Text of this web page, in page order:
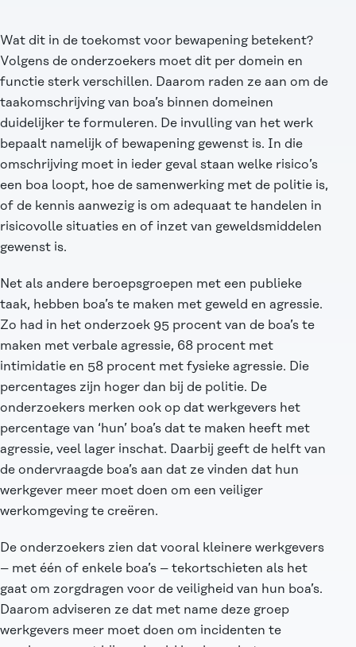
Wat dit in de toekomst voor bewapening betekent?
Volgens de onderzoekers moet dit per domein en
functie sterk verschillen. Daarom raden ze aan om de
taakomschrijving van boa’s binnen domeinen
duidelijker te formuleren. De invulling van het werk
bepaalt namelijk of bewapening gewenst is. In die
omschrijving moet in ieder geval staan welke risico’s
een boa loopt, hoe de samenwerking met de politie is,
of de kennis aanwezig is om adequaat te handelen in
risicovolle situaties en of inzet van geweldsmiddelen
gewenst is.
Net als andere beroepsgroepen met een publieke
taak, hebben boa’s te maken met geweld en agressie.
Zo had in het onderzoek 95 procent van de boa’s te
maken met verbale agressie, 68 procent met
intimidatie en 58 procent met fysieke agressie. Die
percentages zijn hoger dan bij de politie. De
onderzoekers merken ook op dat werkgevers het
percentage van ‘hun’ boa’s dat te maken heeft met
agressie, veel lager inschat. Daarbij geeft de helft van
de ondervraagde boa’s aan dat ze vinden dat hun
werkgever meer moet doen om een veiliger
werkomgeving te creëren.
De onderzoekers zien dat vooral kleinere werkgevers
– met één of enkele boa’s – tekortschieten als het
gaat om zorgdragen voor de veiligheid van hun boa’s.
Daarom adviseren ze dat met name deze groep
werkgevers meer moet doen om incidenten te